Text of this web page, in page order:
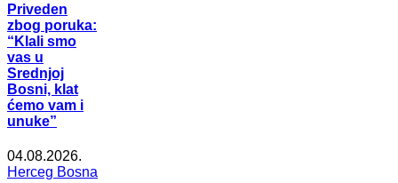
Priveden
zbog poruka:
“Klali smo
vas u
Srednjoj
Bosni, klat
ćemo vam i
unuke”
04.08.2026.
Herceg Bosna